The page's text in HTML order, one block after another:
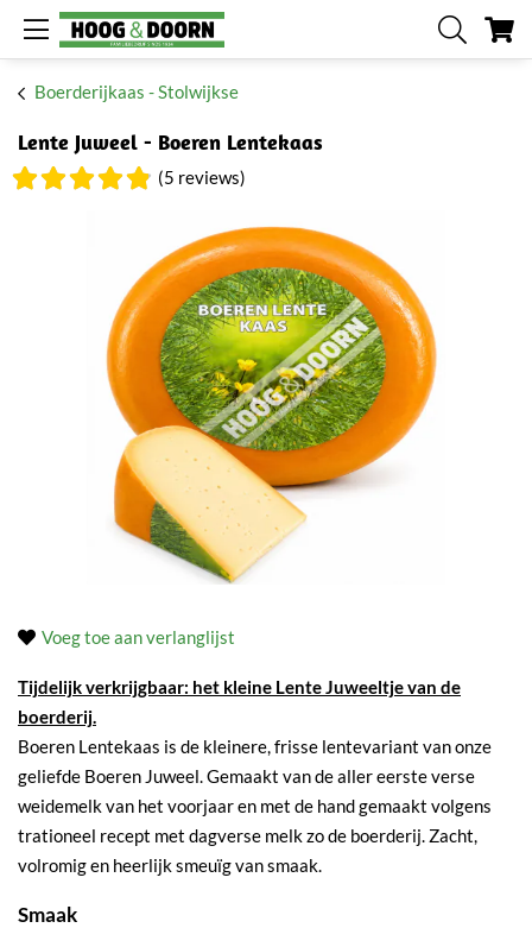
Boerderijkaas - Stolwijkse
Lente Juweel - Boeren Lentekaas
(5 reviews)
Voeg toe aan verlanglijst
Tijdelijk verkrijgbaar: het kleine Lente Juweeltje van de
boerderij.
Boeren Lentekaas is de kleinere, frisse lentevariant van onze
geliefde Boeren Juweel. Gemaakt van de aller eerste verse
weidemelk van het voorjaar en met de hand gemaakt volgens
trationeel recept met dagverse melk zo de boerderij. Zacht,
volromig en heerlijk smeuïg van smaak.
Smaak